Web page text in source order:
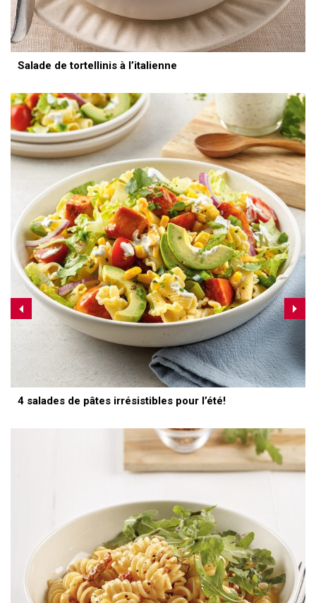
Salade de tortellinis à l’italienne
4 salades de pâtes irrésistibles pour l’été!